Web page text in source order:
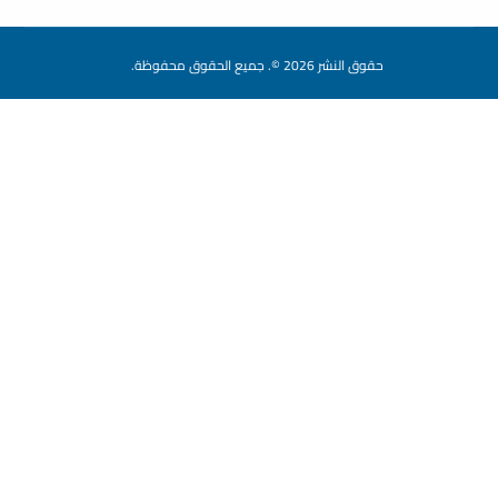
حقوق النشر 2026 ©. جميع الحقوق محفوظة.